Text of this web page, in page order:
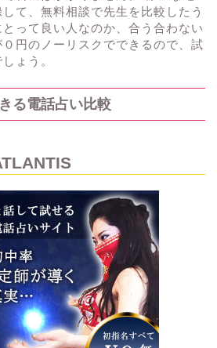
て、無料相談で先生を比較したう
って良い人なのか、合う合わない
円のノーリスクでできるので、試
ょう。
る電話占い比較